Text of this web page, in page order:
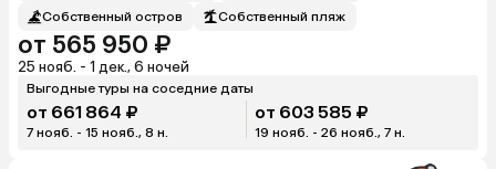
Собственный остров
Собственный пляж
от 565 950 ₽
25 нояб. - 1 дек., 6 ночей
Выгодные туры на соседние даты
от 661 864 ₽
7 нояб. - 15 нояб., 8 н.
от 603 585 ₽
19 нояб. - 26 нояб., 7 н.